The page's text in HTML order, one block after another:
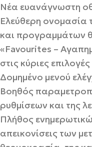
Νέα ευανάγνωστη
Ελεύθερη
και προγραμμάτων
«Favourites –
στις κύριες
Δομημένο μενού
Βοηθός
ρυθμίσεων και της
Πλήθος
απεικονίσεις των